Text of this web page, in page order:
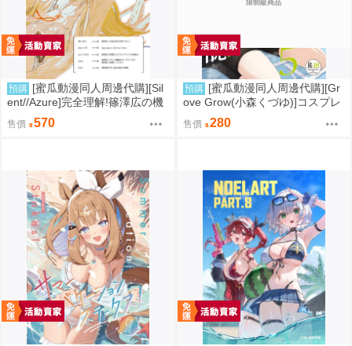
預購 [蜜瓜動漫同人周邊代購][Sil
ent//Azure]完全理解!篠澤広の機
械学習・数理最適化ゼミ合同～2
限目～(學園偶像大師)(同人誌)
售價 570
限制級商品
預購 [蜜瓜動漫同人周邊代購][Gr
ove Grow(小森くづゆ)]コスプレ
部裏活動日誌5【メロン限定特典
付】(同人誌)
售價 280